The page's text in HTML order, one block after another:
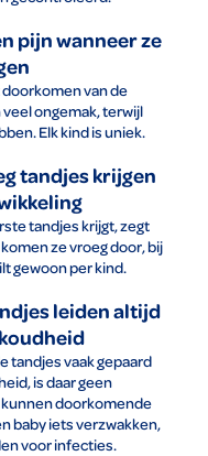
pijn wanneer ze
van de
ongemak, terwijl
Elk kind is uniek.
tandjes krijgen
tandjes krijgt, zegt
ze vroeg door, bij
gewoon per kind.
leiden altijd
tandjes vaak gepaard
is daar geen
doorkomende
baby iets verzwakken,
voor infecties.